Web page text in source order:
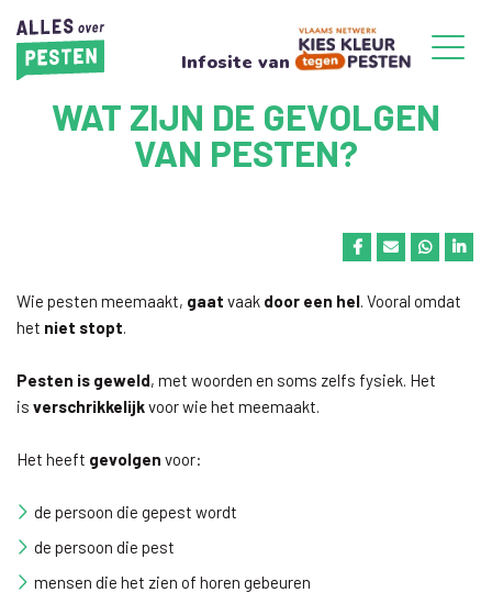
Infosite van
WAT ZIJN DE GEVOLGEN
VAN PESTEN?
Wie pesten meemaakt, gaat vaak door een hel. Vooral omdat
het niet stopt.
Pesten is geweld, met woorden en soms zelfs fysiek. Het
is verschrikkelijkvoor wie het meemaakt.
Het heeft gevolgen voor:
de persoon die gepest wordt
de persoon die pest
mensen die het zien of horen gebeuren